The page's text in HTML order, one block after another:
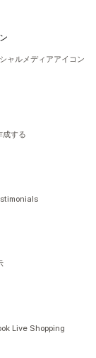
ルメディアアイコン
成する
Live Shopping